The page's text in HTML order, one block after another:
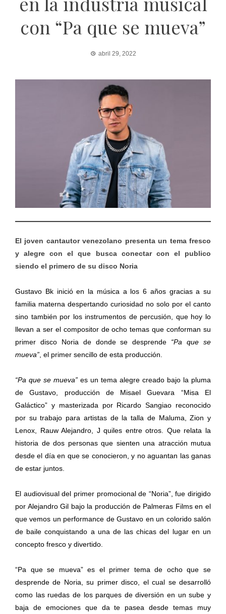
con “Pa que se mueva”
abril 29, 2022
El joven cantautor venezolano presenta un tema fresco
y alegre con el que busca conectar con el publico
siendo el primero de su disco Noria
Gustavo Bk inició en la música a los 6 años gracias a su
familia materna despertando curiosidad no solo por el canto
sino también por los instrumentos de percusión, que hoy lo
llevan a ser el compositor de ocho temas que conforman su
primer disco Noria de donde se desprende “Pa que se
mueva” , el primer sencillo de esta producción.
“Pa que se mueva” es un tema alegre creado bajo la pluma
de Gustavo, producción de Misael Guevara “Misa El
Galáctico” y masterizada por Ricardo Sangiao reconocido
por su trabajo para artistas de la talla de Maluma, Zion y
Lenox, Rauw Alejandro, J quiles entre otros. Que relata la
historia de dos personas que sienten una atracción mutua
desde el día en que se conocieron, y no aguantan las ganas
de estar juntos.
El audiovisual del primer promocional de “Noria”, fue dirigido
por Alejandro Gil bajo la producción de Palmeras Films en el
que vemos un performance de Gustavo en un colorido salón
de baile conquistando a una de las chicas del lugar en un
concepto fresco y divertido.
“Pa que se mueva” es el primer tema de ocho que se
desprende de Noria, su primer disco, el cual se desarrolló
como las ruedas de los parques de diversión en un sube y
baja de emociones que da te pasea desde temas muy